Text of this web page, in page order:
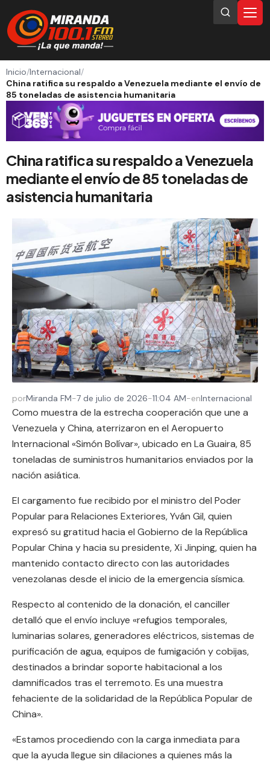
Inicio/Internacional/
China ratifica su respaldo a Venezuela mediante el envío de
85 toneladas de asistencia humanitaria
China ratifica su respaldo a Venezuela
mediante el envío de 85 toneladas de
asistencia humanitaria
porMiranda FM-7 de julio de 2026-11:04 AM-enInternacional
Como muestra de la estrecha cooperación que une a
Venezuela y China, aterrizaron en el Aeropuerto
Internacional «Simón Bolívar», ubicado en La Guaira, 85
toneladas de suministros humanitarios enviados por la
nación asiática.
El cargamento fue recibido por el ministro del Poder
Popular para Relaciones Exteriores, Yván Gil, quien
expresó su gratitud hacia el Gobierno de la República
Popular China y hacia su presidente, Xi Jinping, quien ha
mantenido contacto directo con las autoridades
venezolanas desde el inicio de la emergencia sísmica.
Respecto al contenido de la donación, el canciller
detalló que el envío incluye «refugios temporales,
luminarias solares, generadores eléctricos, sistemas de
purificación de agua, equipos de fumigación y cobijas,
destinados a brindar soporte habitacional a los
damnificados tras el terremoto. Es una muestra
fehaciente de la solidaridad de la República Popular de
China».
«Estamos procediendo con la carga inmediata para
que la ayuda llegue sin dilaciones a quienes más la